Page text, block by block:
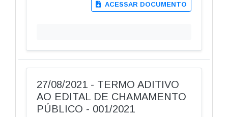
ACESSAR DOCUMENTO
27/08/2021 - TERMO ADITIVO
AO EDITAL DE CHAMAMENTO
PÚBLICO - 001/2021